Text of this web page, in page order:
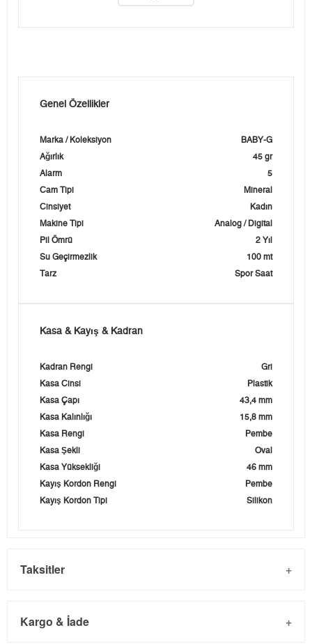
Genel Özellikler
Marka / Koleksiyon
BABY-G
Ağırlık
45 gr
Alarm
5
Cam Tipi
Mineral
Cinsiyet
Kadın
Makine Tipi
Analog / Digital
Pil Ömrü
2 Yıl
Su Geçirmezlik
100 mt
Tarz
Spor Saat
Kasa & Kayış & Kadran
Kadran Rengi
Gri
Kasa Cinsi
Plastik
Kasa Çapı
43,4 mm
Kasa Kalınlığı
15,8 mm
Kasa Rengi
Pembe
Kasa Şekli
Oval
Kasa Yüksekliği
46 mm
Kayış Kordon Rengi
Pembe
Kayış Kordon Tipi
Silikon
Taksitler
Kargo & İade